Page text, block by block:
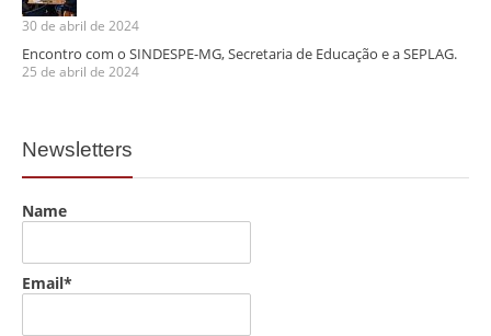
30 de abril de 2024
Encontro com o SINDESPE-MG, Secretaria de Educação e a SEPLAG.
25 de abril de 2024
Newsletters
Name
Email*